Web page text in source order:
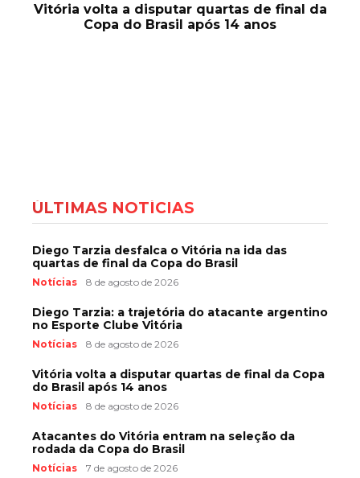
Vitória volta a disputar quartas de final da
Copa do Brasil após 14 anos
ÚLTIMAS NOTÍCIAS
Diego Tarzia desfalca o Vitória na ida das
quartas de final da Copa do Brasil
Notícias 8 de agosto de 2026
Diego Tarzia: a trajetória do atacante argentino
no Esporte Clube Vitória
Notícias 8 de agosto de 2026
Vitória volta a disputar quartas de final da Copa
do Brasil após 14 anos
Notícias 8 de agosto de 2026
Atacantes do Vitória entram na seleção da
rodada da Copa do Brasil
Notícias 7 de agosto de 2026